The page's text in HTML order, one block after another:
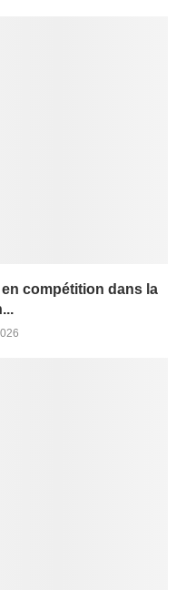
en compétition dans la